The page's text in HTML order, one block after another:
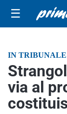
☰
IN TRIBUNALE
via al